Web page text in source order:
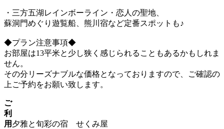
・三方五湖レインボーライン・恋人の聖地、
蘇洞門めぐり遊覧船、熊川宿など定番スポットも♪
◆プラン注意事項◆
お部屋は13平米と少し狭く感じられることもあるかもしれま
せん。
その分リーズナブルな価格となっておりますので、ご確認の
上ご予約をお願い致します。
ご
利
用 夕雅と旬彩の宿 せくみ屋